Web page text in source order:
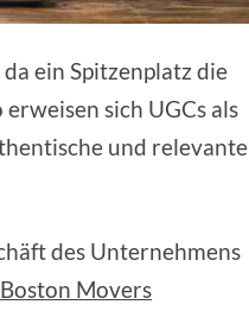
ein Spitzenplatz die
sich UGCs als
und relevante
des Unternehmens
Movers